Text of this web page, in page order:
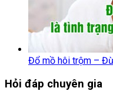
Đổ mồ hôi trộm –
Hỏi đáp chuyên gia